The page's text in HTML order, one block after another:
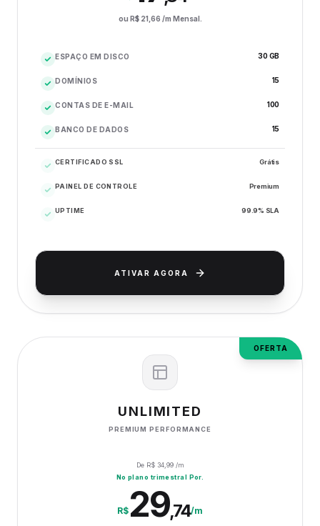
ou R$ 21,66 /m Mensal.
ESPAÇO EM DISCO 30 GB
DOMÍNIOS 15
CONTAS DE E-MAIL 100
BANCO DE DADOS 15
CERTIFICADO SSL Grátis
PAINEL DE CONTROLE Premium
UPTIME 99.9% SLA
ATIVAR AGORA
OFERTA
UNLIMITED
PREMIUM PERFORMANCE
De R$ 34,99/m
No plano trimestral Por.
R$29,74/m